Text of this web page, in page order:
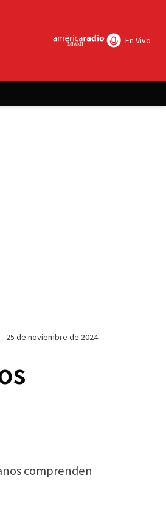
En Vivo
25 de noviembre de 2024
comprenden